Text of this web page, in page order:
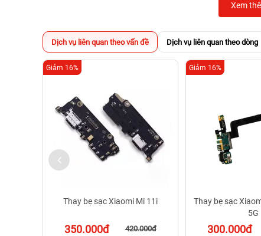
Xem
Dịch vụ liên quan theo vấn đề Dịch vụ liên quan theo dòng
Thay bẹ sạc Xiaomi Mi 11i
350.000đ 420.000đ
Giảm 16%
Thay bẹ sạc
5G
300.000đ
Giảm 16%